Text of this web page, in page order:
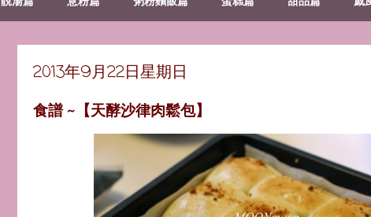
2013年9月22日星期日
食譜 ~【天酵沙律肉鬆包】